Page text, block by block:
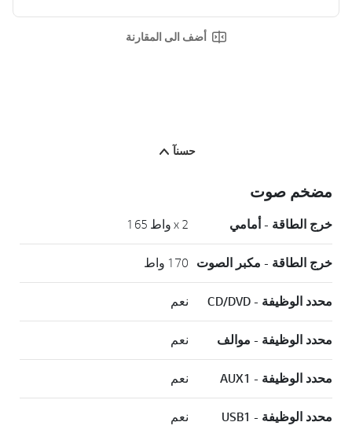
أضف الى المقارنة
حسنآ
مضخم صوت
خرج الطاقة - أمامي x 2 واط 165
خرج الطاقة - مكبر الصوت 170 واط
محدد الوظيفة - CD/DVD نعم
محدد الوظيفة - موالف نعم
محدد الوظيفة - AUX1 نعم
محدد الوظيفة - USB1 نعم